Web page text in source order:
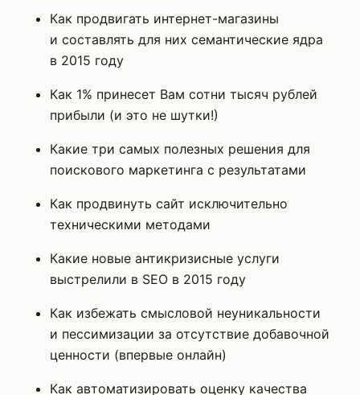
Как продвигать интернет-магазины
и составлять для них семантические ядра
в 2015 году
Как 1% принесет Вам сотни тысяч рублей
прибыли (и это не шутки!)
Какие три самых полезных решения для
поискового маркетинга с результатами
Как продвинуть сайт исключительно
техническими методами
Какие новые антикризисные услуги
выстрелили в SEO в 2015 году
Как избежать смысловой неуникальности
и пессимизации за отсутствие добавочной
ценности (впервые онлайн)
Как автоматизировать оценку качества